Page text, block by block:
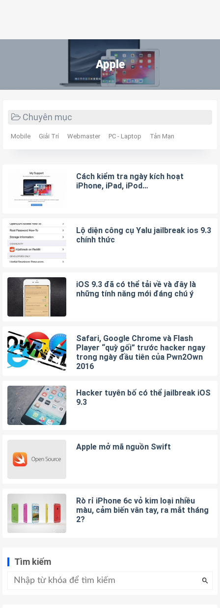
Apple
Chuyên mục
Mobile Giải Trí Webmaster PC - Laptop Tản Mạn
Cách kiểm tra ngày kích hoạt
iPhone, iPad, iPod…
Lộ diện công cụ Yalu jailbreak ios 9.3
chính thức
iOS 9.3 đã có thể tải về và đây là
những tính năng mới đáng chú ý
Safari, Google Chrome và Flash
Player “quỳ gối” trước hacker ngay
trong ngày đầu tiên của Pwn2Own
2016
Hacker tuyên bố có thể jailbreak iOS
9.3
Apple mở mã nguồn Swift
Rò rỉ iPhone 6c vỏ kim loại nhiều
màu, cảm biến vân tay, ra mắt tháng
2?
Tìm kiếm